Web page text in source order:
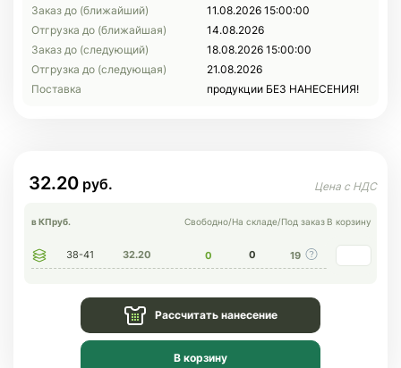
Заказ до (ближайший)
11.08.2026 15:00:00
Отгрузка до (ближайшая)
14.08.2026
Заказ до (следующий)
18.08.2026 15:00:00
Отгрузка до (следующая)
21.08.2026
Поставка
продукции БЕЗ НАНЕСЕНИЯ!
32.20
в КПруб. Свободно/На складе/Под заказ В корзину
38-41 32.20 0 0 19
Рассчитать нанесение
В корзину